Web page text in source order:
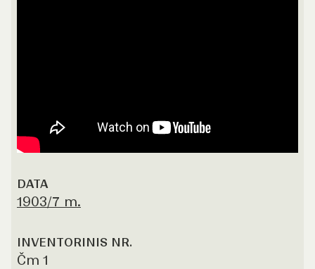
DATA
1903/7 m.
INVENTORINIS NR.
Čm 1